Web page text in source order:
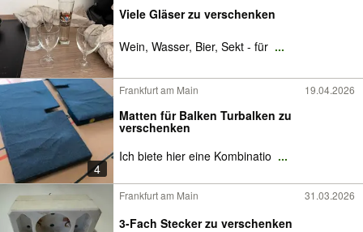
Viele Gläser zu verschenken
Wein, Wasser, Bier, Sekt - für ...
4
Frankfurt am Main 19.04.2026
Matten für Balken Turbalken zu
verschenken
Ich biete hier eine Kombinatio ...
Frankfurt am Main 31.03.2026
3-Fach Stecker zu verschenken